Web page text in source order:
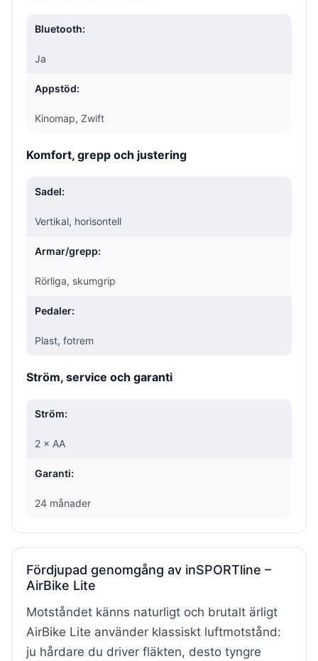
Bluetooth:
Ja
Appstöd:
Kinomap, Zwift
Komfort, grepp och justering
Sadel:
Vertikal, horisontell
Armar/grepp:
Rörliga, skumgrip
Pedaler:
Plast, fotrem
Ström, service och garanti
Ström:
2 × AA
Garanti:
24 månader
Fördjupad genomgång av inSPORTline –
AirBike Lite
Motståndet känns naturligt och brutalt ärligt
AirBike Lite använder klassiskt luftmotstånd:
ju hårdare du driver fläkten, desto tyngre